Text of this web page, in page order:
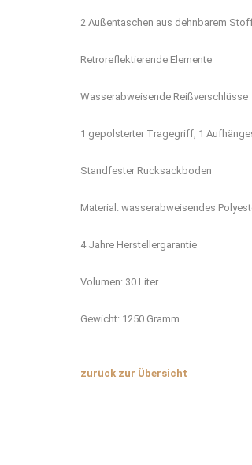
2 Außentaschen aus dehnbarem
Retroreflektierende Elemente
Wasserabweisende Reißverschlüsse
1 gepolsterter Tragegriff, 1
Standfester Rucksackboden
Material: wasserabweisendes
4 Jahre Herstellergarantie
Volumen: 30 Liter
Gewicht: 1250 Gramm
zurück zur Übersicht